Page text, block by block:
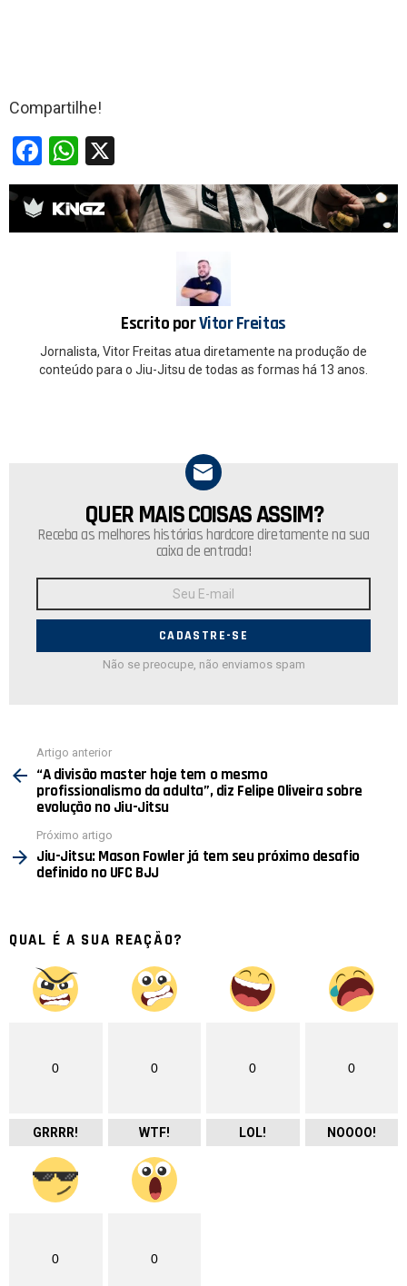
Compartilhe!
F
a
ce
b
W
h
at
s
Escrito porVitor Freitas
Jornalista, Vitor Freitas atua diretamente na produção de
conteúdo para o Jiu-Jitsu de todas as formas há 13 anos.
NEWSLETTER
QUER MAIS COISAS ASSIM?
Receba as melhores histórias hardcore diretamente na sua
caixa de entrada!
E-
Não se preocupe, não enviamos spam
mais
Artigo anterior
“A divisão master hoje tem o mesmo
profissionalismo da adulta”, diz Felipe Oliveira sobre
evolução no Jiu-Jitsu
Próximo artigo
Jiu-Jitsu: Mason Fowler já tem seu próximo desafio
definido no UFC BJJ
QUAL É A SUA REAÇÃO?
0
GRRRR!
0
WTF!
0
LOL!
0
NOOOO!
0 0